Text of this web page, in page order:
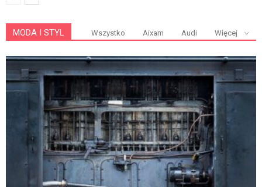
MODA I STYL Wszystko Aixam Audi Więcej